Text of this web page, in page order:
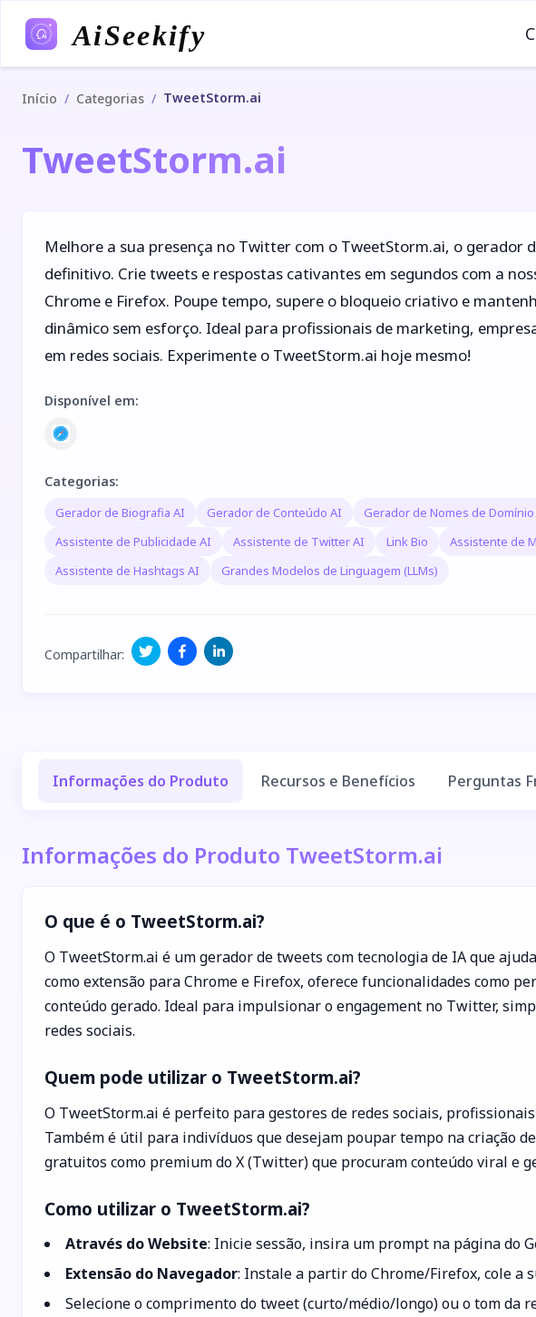
AiSeekify
Início / Categorias / TweetStorm.ai
TweetStorm.ai
Melhore a sua presença no Twitter com o TweetStorm.ai, o gerador
definitivo. Crie tweets e respostas cativantes em segundos com a
Chrome e Firefox. Poupe tempo, supere o bloqueio criativo e
dinâmico sem esforço. Ideal para profissionais de marketing,
em redes sociais. Experimente o TweetStorm.ai hoje mesmo!
Disponível em:
Categorias:
Gerador de Biografia AI Gerador de Conteúdo AI
Gerador de Nomes de Domínio
Assistente de Publicidade AI
Assistente de Twitter AI Link Bio
Assistente de
Assistente de Hashtags AI
Grandes Modelos de Linguagem (LLMs)
Compartilhar:
Informações do Produto Recursos e Benefícios Perguntas
Informações do Produto TweetStorm.ai
O que é o TweetStorm.ai?
O TweetStorm.ai é um gerador de tweets com tecnologia de IA que
como extensão para Chrome e Firefox, oferece funcionalidades como
conteúdo gerado. Ideal para impulsionar o engagement no Twitter,
redes sociais.
Quem pode utilizar o TweetStorm.ai?
O TweetStorm.ai é perfeito para gestores de redes sociais,
Também é útil para indivíduos que desejam poupar tempo na criação
gratuitos como premium do X (Twitter) que procuram conteúdo viral e
Como utilizar o TweetStorm.ai?
Através do Website: Inicie sessão, insira um prompt na página do
Extensão do Navegador: Instale a partir do Chrome/Firefox, cole a
Selecione o comprimento do tweet (curto/médio/longo) ou o tom da